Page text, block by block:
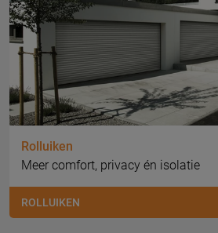
Rolluiken
Meer comfort, privacy én isolatie
ROLLUIKEN